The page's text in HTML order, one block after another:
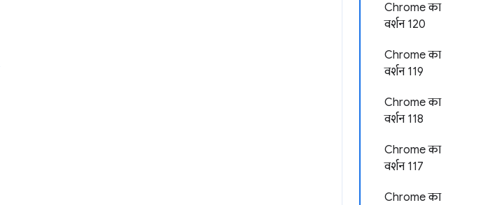
Chrome का
वर्शन 120
Chrome का
वर्शन 119
Chrome का
वर्शन 118
Chrome का
वर्शन 117
Chrome का